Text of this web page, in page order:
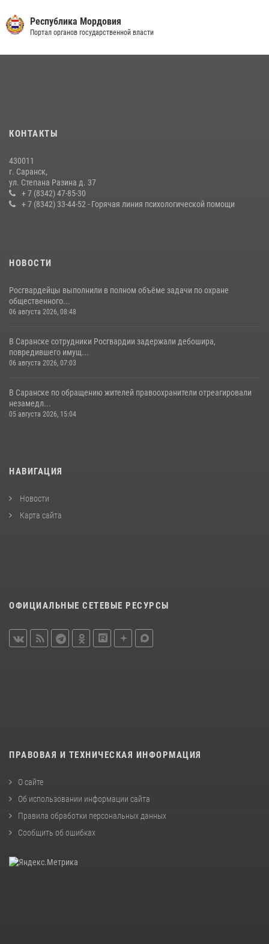
обеспечили безопасность на футбольных мероприятиях: от
регионального турнира до Суперкубка России
содействии сотрудников Росгвардии
Сотрудники Росгвардии обеспечили безопасность Всероссийского
конкурса профмастерства в Саранске
23 июля 2026, 11:54 4
Республика Мордовия
Портал органов государственной власти
КОНТАКТЫ
430011
г. Саранск,
ул. Степана Разина д. 37
+ 7 (8342) 47-85-30
+ 7 (8342) 33-44-52 - Горячая линия психологической помощи
НОВОСТИ
Росгвардейцы выполнили в полном объёме задачи по охране
общественного...
06 августа 2026, 08:48
В Саранске сотрудники Росгвардии задержали дебошира,
повредившего имущ...
06 августа 2026, 07:03
В Саранске по обращению жителей правоохранители отреагировали
незамедл...
05 августа 2026, 15:04
НАВИГАЦИЯ
Новости
Карта сайта
ОФИЦИАЛЬНЫЕ СЕТЕВЫЕ РЕСУРСЫ
ПРАВОВАЯ И ТЕХНИЧЕСКАЯ ИНФОРМАЦИЯ
О сайте
Об использовании информации сайта
Правила обработки персональных данных
Сообщить об ошибках